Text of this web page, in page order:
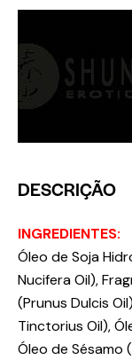
DESCRIÇÃO
INGREDIENTES:
Óleo de Soja
Nucifera Oil),
(Prunus Dulcis
Tinctorius Oil),
Óleo de Sésamo